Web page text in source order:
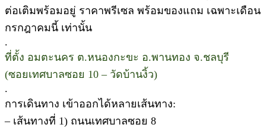
ต่อเติมพร้อมอยู่ ราคาพรีเซล พร้อมของแถม เฉพาะเดือน
กรกฎาคมนี้ เท่านั้น
.
ที่ตั้ง อมตะนคร ต.หนองกะขะ อ.พานทอง จ.ชลบุรี
(ซอยเทศบาลซอย 10 – วัดบ้านงิ้ว)
.
การเดินทาง เข้าออกได้หลายเส้นทาง:
– เส้นทางที่ 1) ถนนเทศบาลซอย 8